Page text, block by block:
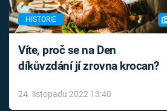
HISTORIE
Víte, proč se na Den
díkůvzdání jí zrovna krocan?
24. listopadu 2022 13:40